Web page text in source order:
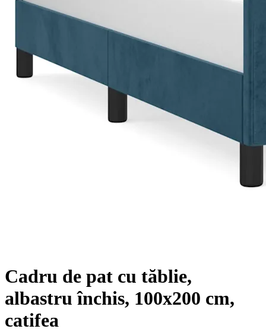
Cadru de pat cu tăblie,
albastru închis, 100x200 cm,
catifea